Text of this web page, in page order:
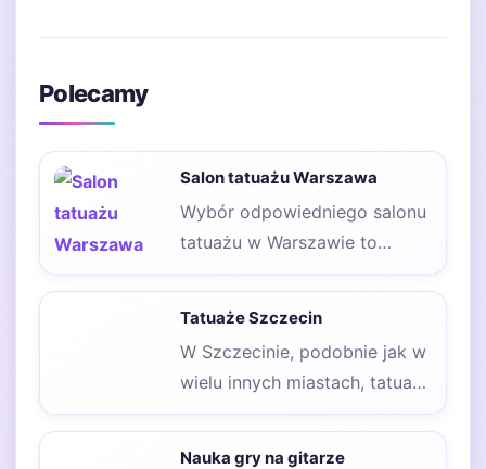
Polecamy
Salon tatuażu Warszawa
Wybór odpowiedniego salonu
tatuażu w Warszawie to
kluczowy krok dla osób, które
Tatuaże Szczecin
W Szczecinie, podobnie jak w
wielu innych miastach, tatuaże
stały się nie tylko formą
Nauka gry na gitarze